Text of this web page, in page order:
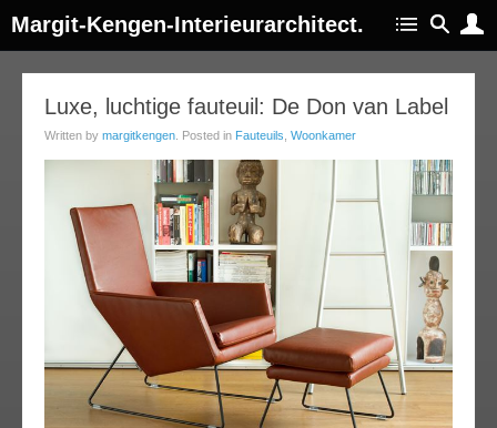
Margit-Kengen-Interieurarchitect.
Luxe, luchtige fauteuil: De Don van Label
Written by margitkengen . Posted in Fauteuils Woonkamer